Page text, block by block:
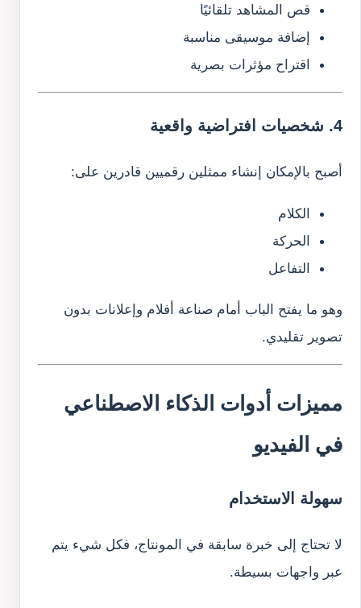
قص المشاهد تلقائيًا
إضافة موسيقى مناسبة
اقتراح مؤثرات بصرية
4. شخصيات افتراضية واقعية
أصبح بالإمكان إنشاء ممثلين رقميين قادرين على:
الكلام
الحركة
التفاعل
وهو ما يفتح الباب أمام صناعة أفلام وإعلانات بدون
تصوير تقليدي.
مميزات أدوات الذكاء الاصطناعي
في الفيديو
سهولة الاستخدام
لا تحتاج إلى خبرة سابقة في المونتاج، فكل شيء يتم
عبر واجهات بسيطة.